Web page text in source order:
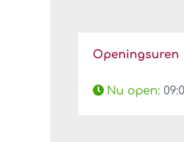
Openingsuren
Nu open: